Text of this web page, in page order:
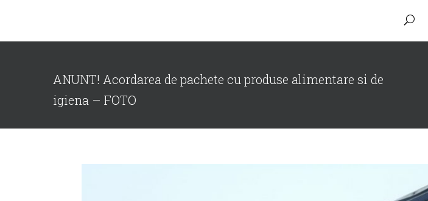
ANUNT! Acordarea de pachete cu produse alimentare si de
igiena – FOTO